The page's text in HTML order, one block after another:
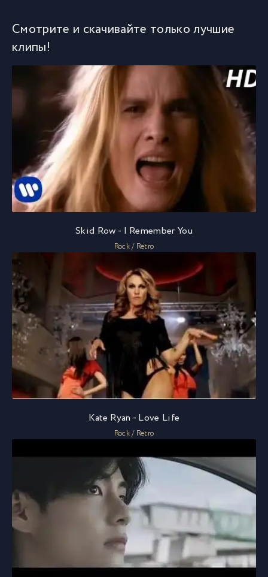
Смотрите и скачивайте только лучшие
клипы!
Skid Row - I Remember You
Rock / Retro
Kate Ryan - Love Life
Rock / Retro